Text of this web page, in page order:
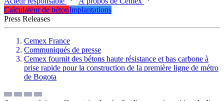
Calculateur de bétonImplantations
Press Releases
Cemex France
Communiqués de presse
Cemex fournit des bétons haute résistance et bas carbone à
prise rapide pour la construction de la première ligne de métro
de Bogota